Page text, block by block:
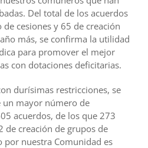
Del total de los acuerdos
cesiones y 65 de creación
más, se confirma la utilidad
para promover el mejor
con dotaciones deficitarias.
durísimas restricciones, se
mayor número de
acuerdos, de los que 273
de creación de grupos de
por nuestra Comunidad es